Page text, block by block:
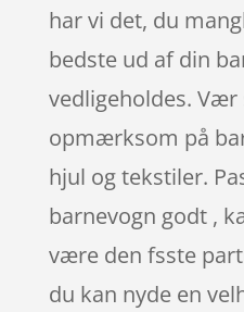
har vi det, du
bedste ud af din
vedligeholdes.
opmærksom på
hjul og tekstiler.
barnevogn godt ,
være den fsste
du kan nyde en